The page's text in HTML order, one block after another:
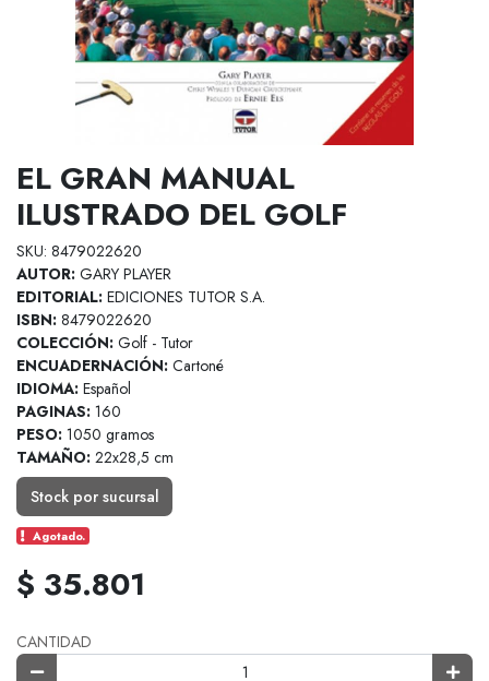
EL GRAN MANUAL
ILUSTRADO DEL GOLF
SKU: 8479022620
AUTOR: GARY PLAYER
EDITORIAL: EDICIONES TUTOR S.A.
ISBN: 8479022620
COLECCIÓN: Golf - Tutor
ENCUADERNACIÓN: Cartoné
IDIOMA: Español
PAGINAS: 160
PESO: 1050 gramos
TAMAÑO: 22x28,5 cm
Stock por sucursal
Agotado.
$ 35.801
CANTIDAD